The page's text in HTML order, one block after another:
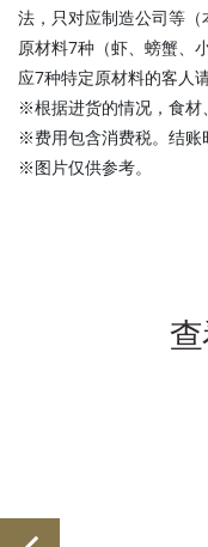
法，只对应制造公司等
原材料7种（虾、螃蟹、
应7种特定原材料的客人
※根据进货的情况，食材
※费用包含消费税。结账
※图片仅供参考。